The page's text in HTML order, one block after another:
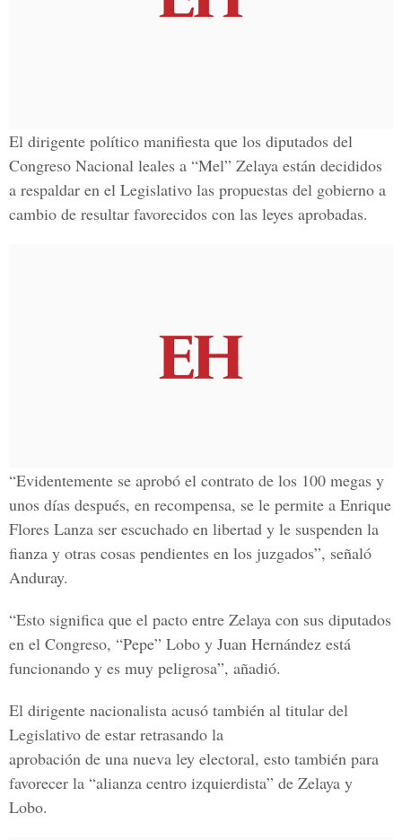
El dirigente político manifiesta que los diputados del
Congreso Nacional leales a “Mel” Zelaya están decididos
a respaldar en el Legislativo las propuestas del gobierno a
cambio de resultar favorecidos con las leyes aprobadas.
“Evidentemente se aprobó el contrato de los 100 megas y
unos días después, en recompensa, se le permite a Enrique
Flores Lanza ser escuchado en libertad y le suspenden la
fianza y otras cosas pendientes en los juzgados”, señaló
Anduray.
“Esto significa que el pacto entre Zelaya con sus diputados
en el Congreso, “Pepe” Lobo y Juan Hernández está
funcionando y es muy peligrosa”, añadió.
El dirigente nacionalista acusó también al titular del
Legislativo de estar retrasando la
aprobación de una nueva ley electoral, esto también para
favorecer la “alianza centro izquierdista” de Zelaya y
Lobo.